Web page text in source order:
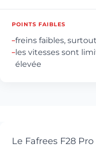
POINTS FAIBLES
–freins faibles,
–les vitesses sont
élevée
Le Fafrees F28